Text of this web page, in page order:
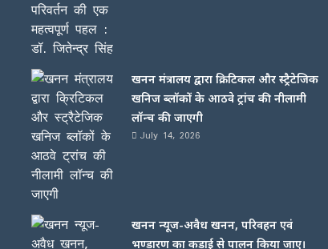
खनन मंत्रालय द्वारा क्रिटिकल और स्ट्रैटेजिक
खनिज ब्लॉकों के आठवे ट्रांच की नीलामी
लॉन्च की जाएगी
July 14, 2026
खनन न्यूज-अवैध खनन, परिवहन एवं
भण्डारण का कड़ाई से पालन किया जाए।